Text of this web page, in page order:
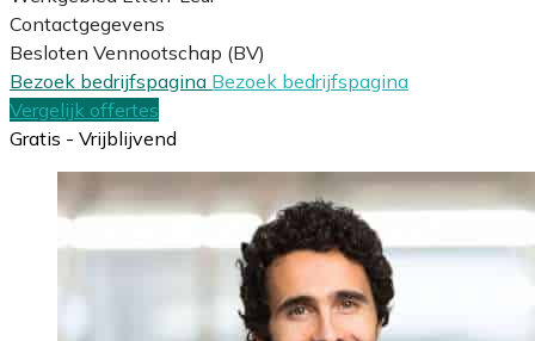
Contactgegevens
Besloten Vennootschap (BV)
Bezoek bedrijfspagina Bezoek bedrijfspagina
Vergelijk offertes
Gratis - Vrijblijvend